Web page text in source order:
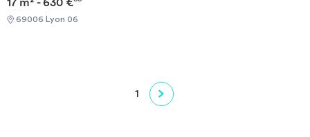
chaque jour, mais peut ne pas refléter les disponibilités en temps
réel.
B A proximité du Parc de la tête d'Or A proximité de la Gare Lyon-
Part Dieu Commerces de proximité, bars et resataurants aux
les soirs, week-ends et jours fériés Accès offert à une application
de révisions scolaires premium** Consultations gratuites en visio
69006 Lyon 06
1